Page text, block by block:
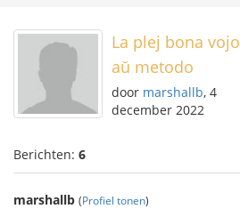
La plej bona vojo
aŭ metodo
door marshallb, 4
december 2022
Berichten: 6
marshallb (Profiel tonen)